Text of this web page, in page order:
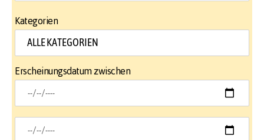
Kategorien
Erscheinungsdatum zwischen